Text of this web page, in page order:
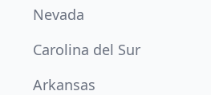
Nevada
Carolina del Sur
Arkansas